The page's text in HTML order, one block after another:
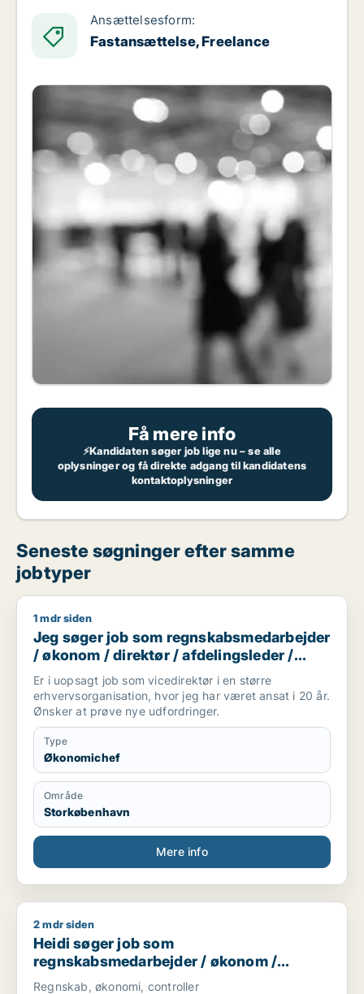
Ansættelsesform:
Fastansættelse, Freelance
Få mere info
⚡Kandidaten søger job lige nu – se alle
oplysninger og få direkte adgang til kandidatens
kontaktoplysninger
Seneste søgninger efter samme
jobtyper
Jeg søger job som regnskabsmedarbejder / økonom /
1 mdr siden
Jeg søger job som regnskabsmedarbejder
/ økonom / direktør / afdelingsleder /
økonomichef
Er i uopsagt job som vicedirektør i en større
erhvervsorganisation, hvor jeg har været ansat i 20 år.
Ønsker at prøve nye udfordringer.
Type
Økonomichef
Område
Storkøbenhavn
Mere info
Heidi søger job som regnskabsmedarbejder / økonom /
2 mdr siden
Heidi søger job som
regnskabsmedarbejder / økonom /
økonomichef
Regnskab, økonomi, controller